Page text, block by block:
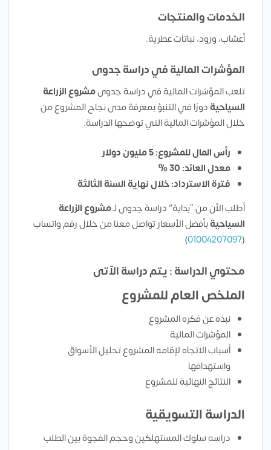
الخدمات والمنتجات
أعشاب، ورود، نباتات عطرية.
المؤشرات المالية في دراسة جدوى
تلعب المؤشرات المالية في دراسة جدوىمشروع الزراعة
السياحية دورًا في التنبؤ بمعرفة مدى نجاح المشروع من
خلال المؤشرات المالية التي توضحها الدراسة.
رأس المال للمشروع: 5 مليون دولار
معدل العائد: 30 %
فترة الاسترداد: خلال نهاية السنة الثالثة
أطلب الأن من “بداية” دراسة جدوى لـمشروع الزراعة
السياحيةبأفضل الأسعار تواصل معنا من خلال رقم واتساب
(
01004207097
)
محتوي الدراسة : يتم دراسة الآتى
الملخص العام للمشروع
نبذه عن فكره المشروع
المؤشرات المالية
أسباب الاتجاه لإقامه المشروع تحليل الأسواق
واستهدافها
النتائج النهائية للمشروع
الدراسة التسويقية
دراسه سلوك المستهلكين وحجم الفجوة بين الطلب